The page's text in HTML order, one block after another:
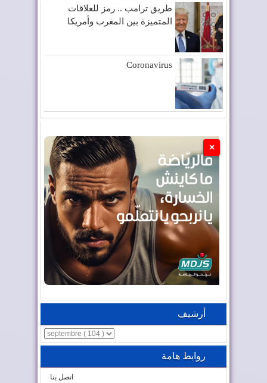
طريق ترامب .. رمز للعلاقات
المتميزة بين المغرب وأمريكا
Coronavirus
×
أرشيف
روابط هامة
اتصل بنا